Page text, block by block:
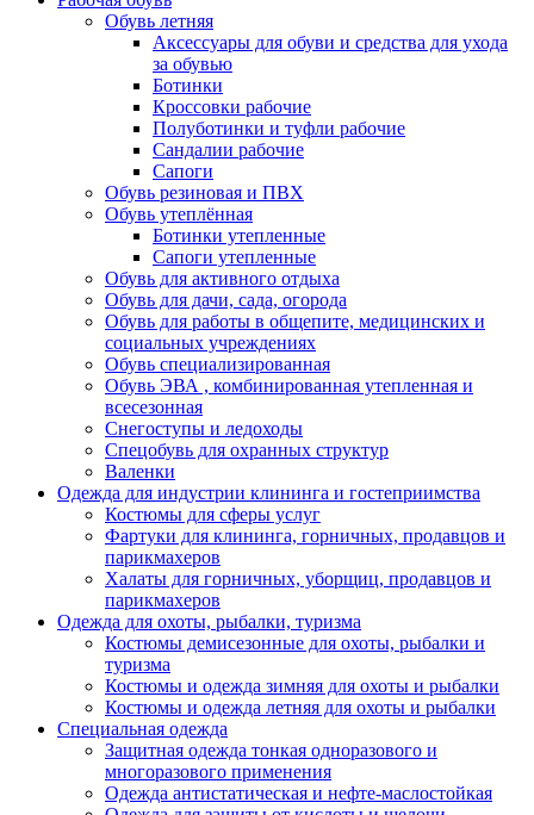
Обувь летняя
Аксессуары для обуви и средства для ухода
за обувью
Ботинки
Кроссовки рабочие
Полуботинки и туфли рабочие
Сандалии рабочие
Сапоги
Обувь резиновая и ПВХ
Обувь утеплённая
Ботинки утепленные
Сапоги утепленные
Обувь для активного отдыха
Обувь для дачи, сада, огорода
Обувь для работы в общепите, медицинских и
социальных учреждениях
Обувь специализированная
Обувь ЭВА , комбинированная утепленная и
всесезонная
Снегоступы и ледоходы
Спецобувь для охранных структур
Валенки
Одежда для индустрии клининга и гостеприимства
Костюмы для сферы услуг
Фартуки для клининга, горничных, продавцов и
парикмахеров
Халаты для горничных, уборщиц, продавцов и
парикмахеров
Одежда для охоты, рыбалки, туризма
Костюмы демисезонные для охоты, рыбалки и
туризма
Костюмы и одежда зимняя для охоты и рыбалки
Костюмы и одежда летняя для охоты и рыбалки
Специальная одежда
Защитная одежда тонкая одноразового и
многоразового применения
Одежда антистатическая и нефте-маслостойкая